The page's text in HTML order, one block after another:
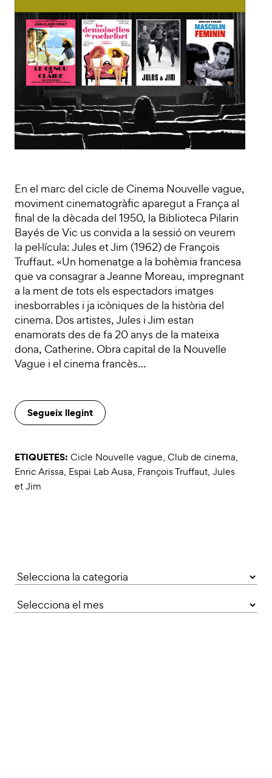
En el marc del cicle de Cinema Nouvelle vague,
moviment cinematogràfic aparegut a França al
final de la dècada del 1950, la Biblioteca Pilarin
Bayés de Vic us convida a la sessió on veurem
la pel·lícula: Jules et Jim (1962) de François
Truffaut. «Un homenatge a la bohèmia francesa
que va consagrar a Jeanne Moreau, impregnant
a la ment de tots els espectadors imatges
inesborrables i ja icòniques de la història del
cinema. Dos artistes, Jules i Jim estan
enamorats des de fa 20 anys de la mateixa
dona, Catherine. Obra capital de la Nouvelle
Vague i el cinema francès…
Segueix llegint
ETIQUETES: Cicle Nouvelle vague, Club de cinema,
Enric Arissa, Espai Lab Ausa, François Truffaut, Jules
et Jim
Categories